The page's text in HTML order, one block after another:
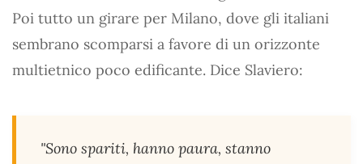
Poi tutto un girare per Milano, dove gli italiani
sembrano scomparsi a favore di un orizzonte
multietnico poco edificante. Dice Slaviero:
"Sono spariti, hanno paura, stanno